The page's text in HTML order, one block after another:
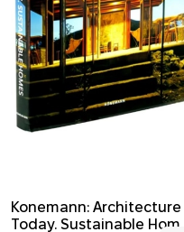
Konemann: Architecture
Today. Sustainable Home